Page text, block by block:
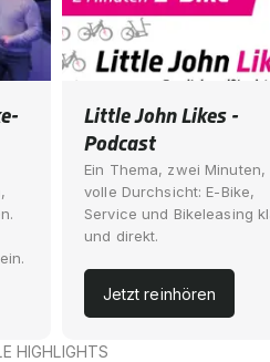
Little John Likes -
Podcast
Ein Thema, zwei Minuten,
volle Durchsicht: E-Bike,
Service und Bikeleasing
und direkt.
Jetzt reinhören
HIGHLIGHTS